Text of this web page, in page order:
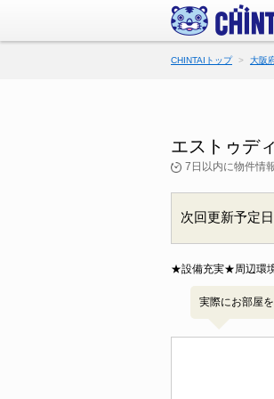
CHINTAIトップ 大阪
エストゥデ
7日以内に物件情
次回更新予定
★設備充実★周辺環
実際にお部屋